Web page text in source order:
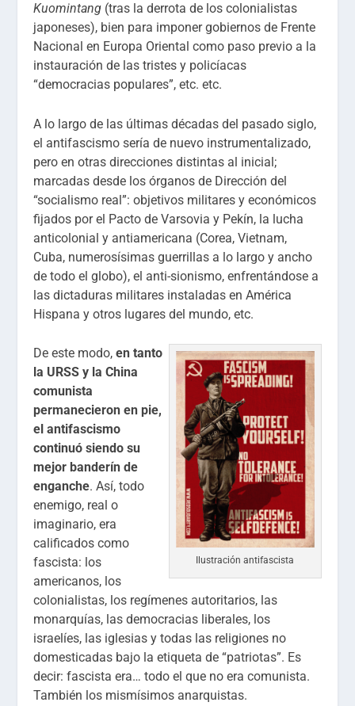
Kuomintang (tras la derrota de los colonialistas
japoneses), bien para imponer gobiernos de Frente
Nacional en Europa Oriental como paso previo a la
instauración de las tristes y policíacas
“democracias populares”, etc. etc.
A lo largo de las últimas décadas del pasado siglo,
el antifascismo sería de nuevo instrumentalizado,
pero en otras direcciones distintas al inicial;
marcadas desde los órganos de Dirección del
“socialismo real”: objetivos militares y económicos
fijados por el Pacto de Varsovia y Pekín, la lucha
anticolonial y antiamericana (Corea, Vietnam,
Cuba, numerosísimas guerrillas a lo largo y ancho
de todo el globo), el anti-sionismo, enfrentándose a
las dictaduras militares instaladas en América
Hispana y otros lugares del mundo, etc.
Ilustración antifascista
De este modo,en tanto
la URSS y la China
comunista
permanecieron en pie,
el antifascismo
continuó siendo su
mejor banderín de
enganche. Así, todo
enemigo, real o
imaginario, era
calificados como
fascista: los
americanos, los
colonialistas, los regímenes autoritarios, las
monarquías, las democracias liberales, los
israelíes, las iglesias y todas las religiones no
domesticadas bajo la etiqueta de “patriotas”. Es
decir: fascista era… todo el que no era comunista.
También los mismísimos anarquistas.